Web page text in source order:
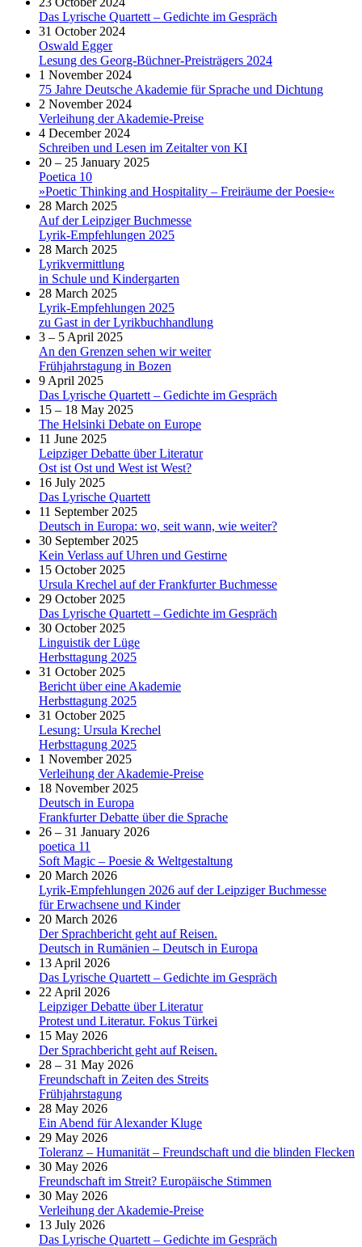
Das Lyrische Quartett – Gedichte im Gespräch
31 October 2024
Oswald Egger
Lesung des Georg-Büchner-Preisträgers 2024
1 November 2024
75 Jahre Deutsche Akademie für Sprache und Dichtung
2 November 2024
Verleihung der Akademie-Preise
4 December 2024
Schreiben und Lesen im Zeitalter von KI
20 – 25 January 2025
Poetica 10
»Poetic Thinking and Hospitality – Freiräume der Poesie«
28 March 2025
Auf der Leipziger Buchmesse
Lyrik-Empfehlungen 2025
28 March 2025
Lyrikvermittlung
in Schule und Kindergarten
28 March 2025
Lyrik-Empfehlungen 2025
zu Gast in der Lyrikbuchhandlung
3 – 5 April 2025
An den Grenzen sehen wir weiter
Frühjahrstagung in Bozen
9 April 2025
Das Lyrische Quartett – Gedichte im Gespräch
15 – 18 May 2025
The Helsinki Debate on Europe
11 June 2025
Leipziger Debatte über Literatur
Ost ist Ost und West ist West?
16 July 2025
Das Lyrische Quartett
11 September 2025
Deutsch in Europa: wo, seit wann, wie weiter?
30 September 2025
Kein Verlass auf Uhren und Gestirne
15 October 2025
Ursula Krechel auf der Frankfurter Buchmesse
29 October 2025
Das Lyrische Quartett – Gedichte im Gespräch
30 October 2025
Linguistik der Lüge
Herbsttagung 2025
31 October 2025
Bericht über eine Akademie
Herbsttagung 2025
31 October 2025
Lesung: Ursula Krechel
Herbsttagung 2025
1 November 2025
Verleihung der Akademie-Preise
18 November 2025
Deutsch in Europa
Frankfurter Debatte über die Sprache
26 – 31 January 2026
poetica 11
Soft Magic – Poesie & Weltgestaltung
20 March 2026
Lyrik-Empfehlungen 2026 auf der Leipziger Buchmesse
für Erwachsene und Kinder
20 March 2026
Der Sprachbericht geht auf Reisen.
Deutsch in Rumänien – Deutsch in Europa
13 April 2026
Das Lyrische Quartett – Gedichte im Gespräch
22 April 2026
Leipziger Debatte über Literatur
Protest und Literatur. Fokus Türkei
15 May 2026
Der Sprachbericht geht auf Reisen.
28 – 31 May 2026
Freundschaft in Zeiten des Streits
Frühjahrstagung
28 May 2026
Ein Abend für Alexander Kluge
29 May 2026
Toleranz – Humanität – Freundschaft und die blinden Flecken
30 May 2026
Freundschaft im Streit? Europäische Stimmen
30 May 2026
Verleihung der Akademie-Preise
13 July 2026
Das Lyrische Quartett – Gedichte im Gespräch